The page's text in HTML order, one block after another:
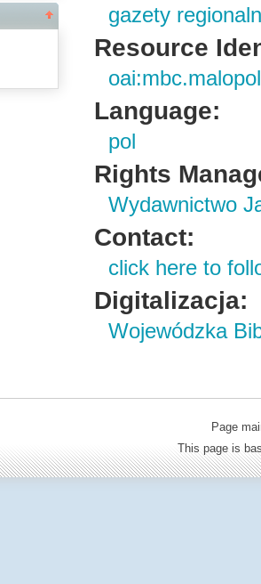
gazety
Resource
Language:
pol
Rights
Wydawnictwo
Contact:
click here to
Digitalizacja:
Wojewódzka
Page
This page is